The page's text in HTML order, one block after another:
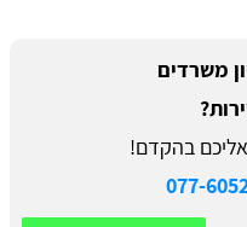
משרדים
אליכם בהקדם!
077-